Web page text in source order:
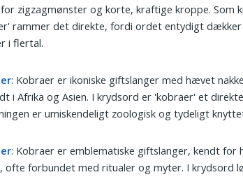
zigzagmønster og korte, kraftige kroppe. Som
rammer det direkte, fordi ordet entydigt
i flertal.
: Kobraer er ikoniske giftslanger med hævet
i Afrika og Asien. I krydsord er 'kobraer' et
er umiskendeligt zoologisk og tydeligt
: Kobraer er emblematiske giftslanger, kendt
forbundet med ritualer og myter. I krydsord